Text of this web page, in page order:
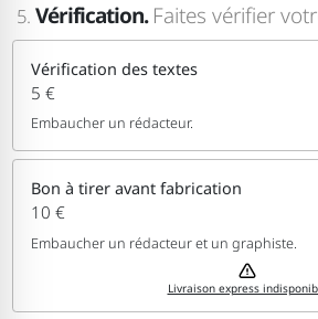
5. Vérification. Faites vérifier
Vérification des textes
5 €
Embaucher un rédacteur.
Bon à tirer avant fabrication
10 €
Embaucher un rédacteur et un graphiste.
Livraison express